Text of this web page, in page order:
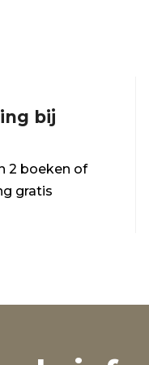
bij
2 boeken of
gratis